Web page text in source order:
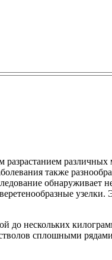
также
обнаруживает
до нескольких
сплошными